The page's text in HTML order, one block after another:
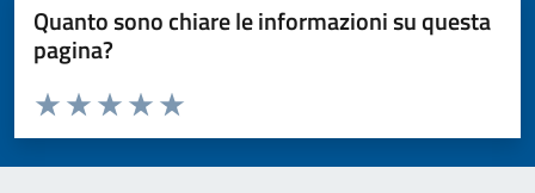
Quanto sono chiare le informazioni su questa
pagina?
Valuta da 1 a 5 stelle la pagina
Valuta 5 stelle su 5
Valuta 4 stelle su 5
Valuta 3 stelle su 5
Valuta 2 stelle su 5
Valuta 1 stelle su 5